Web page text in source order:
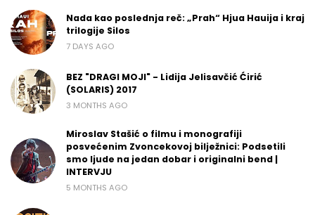
Nada kao poslednja reč: „Prah“ Hjua Hauija i kraj
trilogije Silos
7 DAYS AGO
BEZ "DRAGI MOJI" - Lidija Jelisavčić Ćirić
(SOLARIS) 2017
3 MONTHS AGO
Miroslav Stašić o filmu i monografiji
posvećenim Zvoncekovoj bilježnici: Podsetili
smo ljude na jedan dobar i originalni bend |
INTERVJU
5 MONTHS AGO